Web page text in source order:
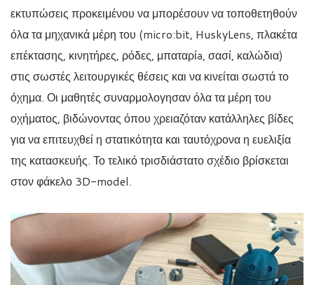
εκτυπώσεις προκειμένου να μπορέσουν να τοποθετηθούν
όλα τα μηχανικά μέρη του (micro:bit, HuskyLens, πλακέτα
επέκτασης, κινητήρες, ρόδες, μπαταρίa, σασί, καλώδια)
στις σωστές λειτουργικές θέσεις και να κινείται σωστά το
όχημα. Οι μαθητές συναρμολογησαν όλα τα μέρη του
οχήματος, βιδώνοντας όπου χρειαζόταν κατάλληλες βίδες
για να επιτευχθεί η στατικότητα και ταυτόχρονα η ευελιξία
της κατασκευής. Το τελικό τρισδιάστατο σχέδιο βρίσκεται
στον φάκελο 3D-model.